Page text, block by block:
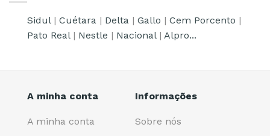
Sidul| Cuétara | Delta | Gallo | Cem Porcento |
Pato Real| Nestle | Nacional| Alpro...
A minha conta
A minha conta
Informações
Sobre nós